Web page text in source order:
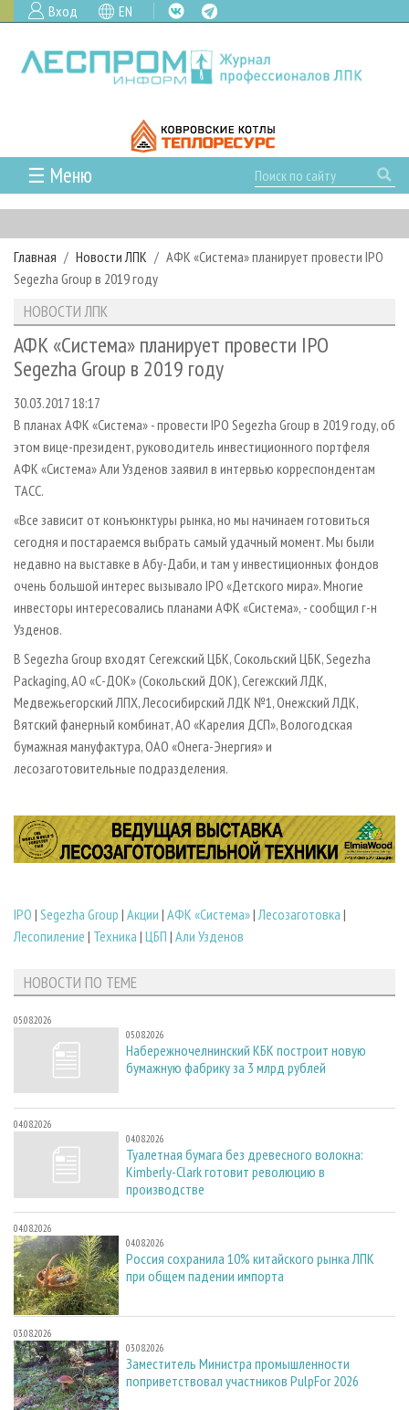
Вход EN
☰ Меню
ГЛАВНАЯ
РУБРИКИ И ТЕМЫ
РУБРИКИ ЖУРНАЛА
ЛЕСОЗАГОТОВКА
ЛЕСОПИЛЕНИЕ
СУШКА ДРЕВЕСИНЫ
ПРОИЗВОДСТВО ДРЕВЕСНЫХ ПЛИТ
ДЕРЕВЯННОЕ ДОМОСТРОЕНИЕ
БИОЭНЕРГЕТИКА
ЦБП
ИНСТРУМЕНТ И МАТЕРИАЛЫ
НОВОСТИ
НОВОСТИ ЛПК
НОВОСТИ ЖУРНАЛА
ПРОЕКТЫ ЛПИ
АНАЛИТИКА
ПРЕДПРИЯТИЯ ЛПК
ПЕРСОНЫ
МОБИЛЬНЫЕ ВЫСТАВКИ
ПРИОРИТЕТНЫЕ ИНВЕСТПРОЕКТЫ
RUSSIAN FORESTRY REVIEW
ГАЗЕТА ЛЕСПРОМФОРУМ
БИБЛИОТЕКА СПЕЦИАЛИСТА
АРХИВ
АРХИВ ЖУРНАЛОВ
О ЖУРНАЛЕ
ПОДПИСКА
КОНТАКТЫ
РЕКЛАМОДАТЕЛЯМ
РЕКЛАМА
РЕКЛАМА НА САЙТЕ
Главная Новости ЛПК
АФК «Система» планирует провести IPO
Segezha Group в 2019 году
НОВОСТИ ЛПК
АФК «Система» планирует провести IPO
Segezha Group в 2019 году
30.03.2017 18:17
В планах АФК «Система» - провести IPO Segezha Group в 2019 году, об
этом вице-президент, руководитель инвестиционного портфеля
АФК «Система» Али Узденов заявил в интервью корреспондентам
ТАСС.
«Все зависит от конъюнктуры рынка, но мы начинаем готовиться
сегодня и постараемся выбрать самый удачный момент. Мы были
недавно на выставке в Абу-Даби, и там у инвестиционных фондов
очень большой интерес вызывало IPO «Детского мира». Многие
инвесторы интересовались планами АФК «Система», - сообщил г-н
Узденов.
В Segezha Group входят Сегежский ЦБК, Сокольский ЦБК, Segezha
Packaging, АО «С-ДОК» (Сокольский ДОК), Сегежский ЛДК,
Медвежьегорский ЛПХ, Лесосибирский ЛДК №1, Онежский ЛДК,
Вятский фанерный комбинат, АО «Карелия ДСП», Вологодская
бумажная мануфактура, ОАО «Онега-Энергия» и
лесозаготовительные подразделения.
IPO | Segezha Group | Акции | АФК «Система»|Лесозаготовка |
Лесопиление | Техника | ЦБП | Али Узденов
НОВОСТИ ПО ТЕМЕ
05.08.2026
05.08.2026
Набережночелнинский КБК построит новую
бумажную фабрику за 3 млрд рублей
04.08.2026
04.08.2026
Туалетная бумага без древесного волокна:
Kimberly-Clark готовит революцию в
производстве
04.08.2026
04.08.2026
Россия сохранила 10% китайского рынка ЛПК
при общем падении импорта
03.08.2026
03.08.2026
Заместитель Министра промышленности
поприветствовал участников PulpFor 2026